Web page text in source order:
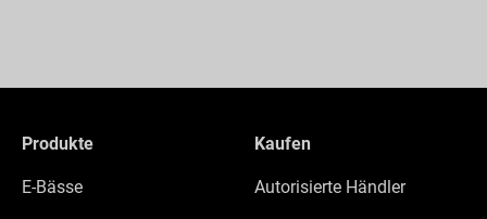
Produkte
E-Bässe
Kaufen
Autorisierte Händler